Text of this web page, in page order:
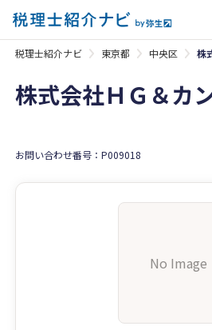
税理士紹介ナビ 東京都 中央区 株
株式会社ＨＧ＆カ
お問い合わせ番号：P009018
No Image